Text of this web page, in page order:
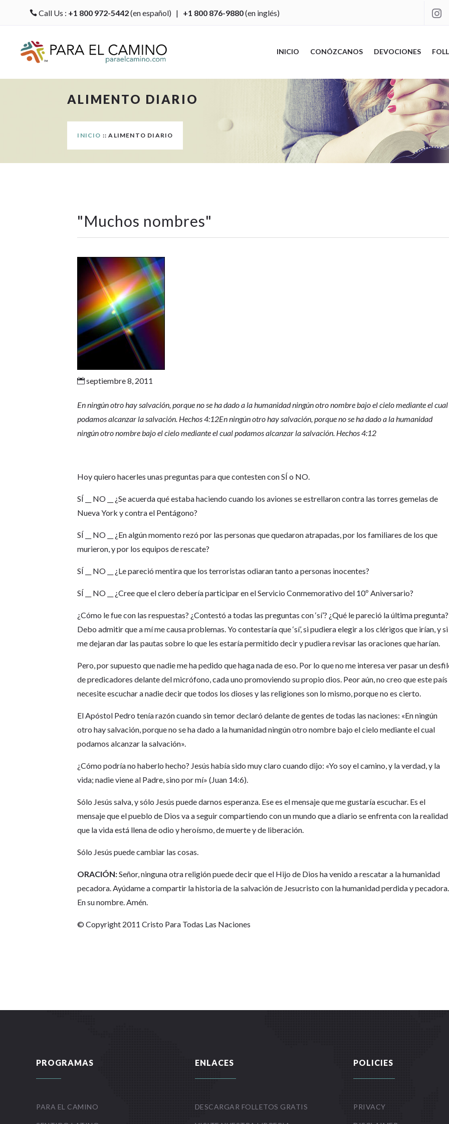
Call Us : +1 800 972-5442(en español) | +1 800 876-9880(en inglés) 
INICIO CONÓZCANOS DEVOCIONES
ALIMENTO DIARIO
INICIO :: ALIMENTO DIARIO
"Muchos nombres"
 septiembre 8, 2011
En ningún otro hay salvación, porque no se ha dado a la humanidad ningún otro nombre bajo el cielo mediante el cual
podamos alcanzar la salvación. Hechos 4:12En ningún otro hay salvación, porque no se ha dado a la humanidad
ningún otro nombre bajo el cielo mediante el cual podamos alcanzar la salvación. Hechos 4:12
Hoy quiero hacerles unas preguntas para que contesten con SÍ o NO.
SÍ __ NO __ ¿Se acuerda qué estaba haciendo cuando los aviones se estrellaron contra las torres gemelas de
Nueva York y contra el Pentágono?
SÍ __ NO __ ¿En algún momento rezó por las personas que quedaron atrapadas, por los familiares de los que
murieron, y por los equipos de rescate?
SÍ __ NO __ ¿Le pareció mentira que los terroristas odiaran tanto a personas inocentes?
SÍ __ NO __ ¿Cree que el clero debería participar en el Servicio Conmemorativo del 10º Aniversario?
¿Cómo le fue con las respuestas? ¿Contestó a todas las preguntas con ‘sí’? ¿Qué le pareció la última pregunta?
Debo admitir que a mí me causa problemas. Yo contestaría que ‘sí’, si pudiera elegir a los clérigos que irían, y si
me dejaran dar las pautas sobre lo que les estaría permitido decir y pudiera revisar las oraciones que harían.
Pero, por supuesto que nadie me ha pedido que haga nada de eso. Por lo que no me interesa ver pasar un
de predicadores delante del micrófono, cada uno promoviendo su propio dios. Peor aún, no creo que este país
necesite escuchar a nadie decir que todos los dioses y las religiones son lo mismo, porque no es cierto.
El Apóstol Pedro tenía razón cuando sin temor declaró delante de gentes de todas las naciones: «En ningún
otro hay salvación, porque no se ha dado a la humanidad ningún otro nombre bajo el cielo mediante el cual
podamos alcanzar la salvación».
¿Cómo podría no haberlo hecho? Jesús había sido muy claro cuando dijo: «Yo soy el camino, y la verdad, y la
vida; nadie viene al Padre, sino por mí» (Juan 14:6).
Sólo Jesús salva, y sólo Jesús puede darnos esperanza. Ese es el mensaje que me gustaría escuchar. Es el
mensaje que el pueblo de Dios va a seguir compartiendo con un mundo que a diario se enfrenta con la realidad
que la vida está llena de odio y heroísmo, de muerte y de liberación.
Sólo Jesús puede cambiar las cosas.
ORACIÓN:Señor, ninguna otra religión puede decir que el Hijo de Dios ha venido a rescatar a la humanidad
pecadora. Ayúdame a compartir la historia de la salvación de Jesucristo con la humanidad perdida y pecadora.
En su nombre. Amén.
© Copyright 2011 Cristo Para Todas Las Naciones
PROGRAMAS
PARA EL CAMINO
ENLACES
DESCARGAR FOLLETOS GRATIS
POLICIES
PRIVACY